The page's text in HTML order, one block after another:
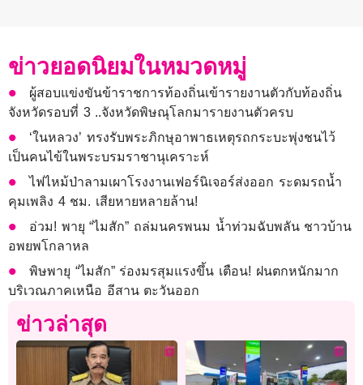
ข่าวยอดนิยมในหมวดหมู่
ผู้สอบแข่งขันข้าราชการท้องถิ่นเข้ารายงานตัวกับท้องถิ่น
จังหวัดรอบที่ 3 ..จังหวัดพิษณุโลกมารายงานตัวครบ
‘ในหลวง’ ทรงรับพระภิกษุอาพาธเหตุรถกระบะพุ่งชนไว้
เป็นคนไข้ในพระบรมราชานุเคราะห์
ไฟไหม้ป่าลามเผาโรงงานเฟอร์นิเจอร์ส่งออก ระดมรถน้ำ
คุมเพลิง 4 ชม. เสียหายหลายล้าน!
อ่วม! พายุ “ไมสัก” ถล่มนครพนม น้ำท่วมฉับพลัน ชาวบ้าน
อพยพโกลาหล
พิษพายุ “ไมสัก” ร่องมรสุมแรงขึ้น เตือน! ฝนตกหนักมาก
บริเวณภาคเหนือ อีสาน ตะวันออก
ข่าวล่าสุด